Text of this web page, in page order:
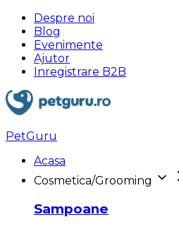
Despre noi
Blog
Evenimente
Ajutor
Inregistrare B2B
PetGuru
Acasa
Cosmetica/Grooming
Sampoane